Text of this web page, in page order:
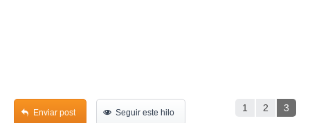
1 2 3
Enviar post Seguir este hilo